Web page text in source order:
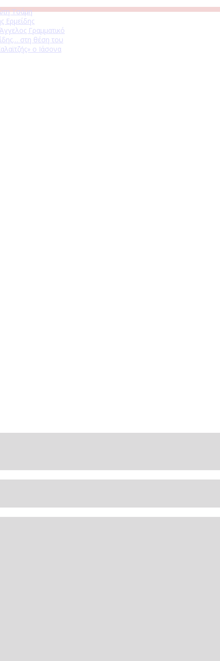
Τσάμη
Ερμείδης
Γραμματικό
στη θέση του
ο Ιάσονα